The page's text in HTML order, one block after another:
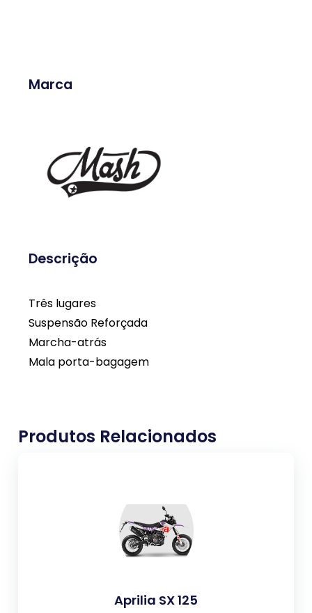
Marca
Descrição
Três lugares
Suspensão Reforçada
Marcha-atrás
Mala porta-bagagem
Produtos Relacionados
Aprilia SX 125